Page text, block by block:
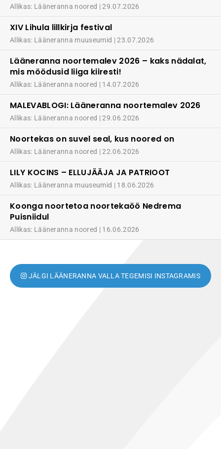
Allikas: Lääneranna noored 29.07.2026
XIV Lihula lillkirja festival
Allikas: Lääneranna muuseumid 23.07.2026
Lääneranna noortemalev 2026 – kaks nädalat,
mis möödusid liiga kiiresti!
Allikas: Lääneranna noored 14.07.2026
MALEVABLOGI: Lääneranna noortemalev 2026
Allikas: Lääneranna noored 29.06.2026
Noortekas on suvel seal, kus noored on
Allikas: Lääneranna noored 22.06.2026
LILY KOCINS – ELLUJÄÄJA JA PATRIOOT
Allikas: Lääneranna muuseumid 18.06.2026
Koonga noortetoa noortekaöö Nedrema
Puisniidul
Allikas: Lääneranna noored 16.06.2026
JÄLGI LÄÄNERANNA VALLA TEGEMISI INSTAGRAMIS